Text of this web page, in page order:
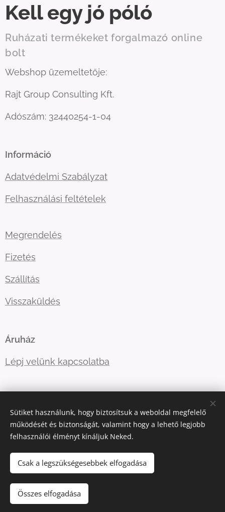
Kell egy jó póló
Ruházati termékeket forgalmazó online
bolt
Webshop üzemeltetője:
Rajt Group Consulting Kft.
Adószám: 32440254-1-04
Információ
Adatvédelmi Szabályzat
Felhasználási feltételek
Megrendelés
Fizetés
Szállítás
Visszaküldés
Áruház
Lépj velünk kapcsolatba
ugyfelszolgalat@kellegyjopolo.hu
Telefonszám:+36208529555
Sütiket használunk, hogy biztosítsuk a weboldal megfelelő
működését és biztonságát, valamint hogy a lehető legjobb
felhasználói élményt kínáljuk Neked.
Csak a legszükségesebbek elfogadása
Összes elfogadása